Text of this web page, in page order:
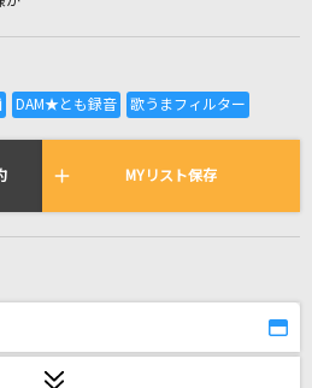
国りれき
歌われている曲の一覧
MYリスト保存